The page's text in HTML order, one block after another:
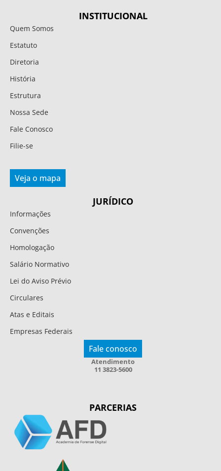
INSTITUCIONAL
Quem Somos
Estatuto
Diretoria
História
Estrutura
Nossa Sede
Fale Conosco
Filie-se
Veja o mapa
JURÍDICO
Informações
Convenções
Homologação
Salário Normativo
Lei do Aviso Prévio
Circulares
Atas e Editais
Empresas Federais
Fale conosco
Atendimento
11 3823-5600
PARCERIAS